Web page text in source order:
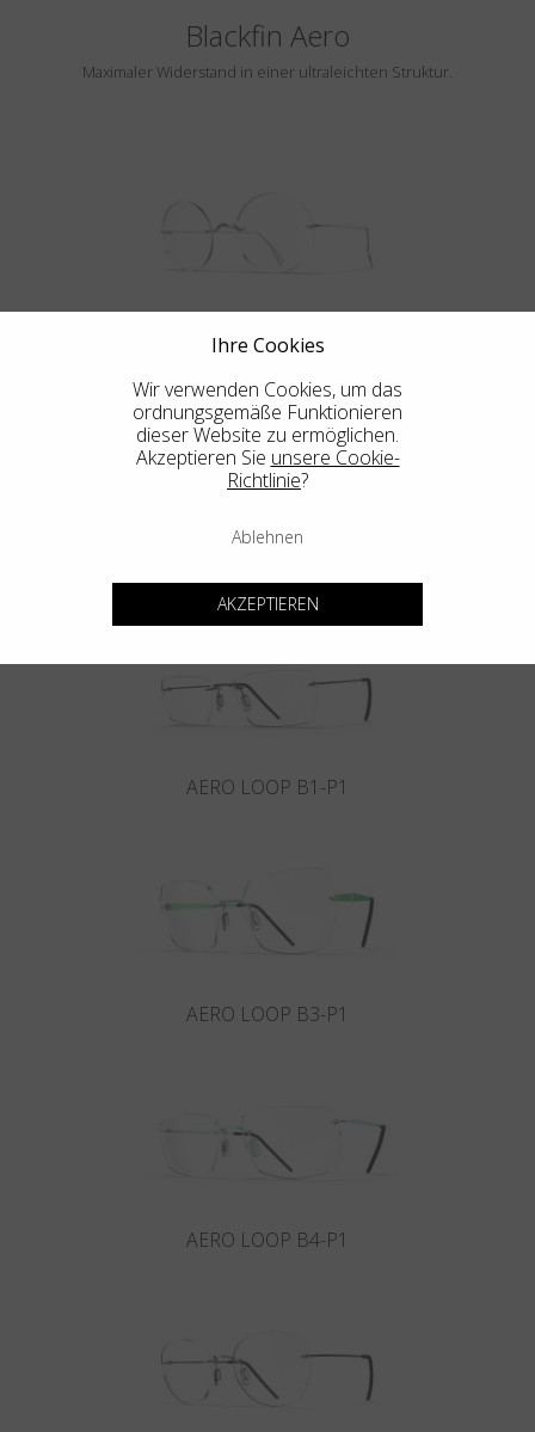
Blackfin Aero
Maximaler Widerstand in einer ultraleichten Struktur.
INFINITY B5-P6
AERO LOOP B1-P1
AERO LOOP B3-P1
AERO LOOP B4-P1
Ihre Cookies
Wir verwenden Cookies, um das
ordnungsgemäße Funktionieren
dieser Website zu ermöglichen.
Akzeptieren Sie unsere Cookie-
Richtlinie?
Ablehnen
AKZEPTIEREN